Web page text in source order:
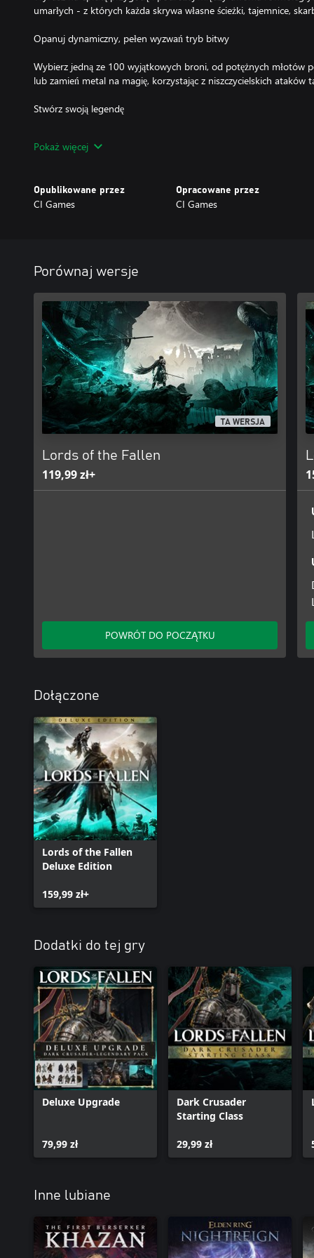
umarłych - z których każda skrywa własne ścieżki, tajemnice,
Opanuj dynamiczny, pełen wyzwań tryb bitwy
Wybierz jedną ze 100 wyjątkowych broni, od potężnych młotów
lub zamień metal na magię, korzystając z niszczycielskich ataków
Stwórz swoją legendę
względu na to, którą ścieżkę wybierzesz, rozwijaj swój własny styl
Połącz siły w trybie multiplayer online
bezpłatnej przepustki dla znajomych, aby zaprosić dowolną
posiada ona własną kopię gry.
Ponad 70 popremierowych aktualizacji
Zawiera ponad 70 aktualizacji, w tym szeroko docenianą wersję
doświadczenie gry dzięki całkowicie odnowionemu systemowi
wydajności, rygorystycznemu zrównoważeniu poziomu
oraz szeregowi nowych funkcji poprawiających komfort gry.
Pokaż więcej
Opublikowane przez
CI Games
Opracowane przez
CI Games
Porównaj wersje
TA WERSJA
Lords of the Fallen
119,99 zł+
POWRÓT DO POCZĄTKU
Dołączone
Lords of the Fallen
Deluxe Edition
159,99 zł+
Dodatki do tej gry
Deluxe Upgrade
79,99 zł
Dark Crusader
Starting Class
29,99 zł
Inne lubiane